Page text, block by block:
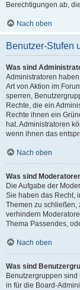
Berechtigungen ab,
Nach oben
Benutzer-Stufen
Was sind
Administratoren
Art von Aktion im
sperren,
Rechte, die ein
Rechte ihnen ein
hat. Administratoren
wenn ihnen das
Nach oben
Was sind
Die Aufgabe der
Sie haben das Recht,
Themen zu schließen,
verhindern
Thema Passendes,
Nach oben
Was sind
Benutzergruppen
in für die Board-